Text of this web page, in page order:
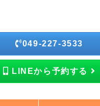
049-227-3533
LINEから予約する